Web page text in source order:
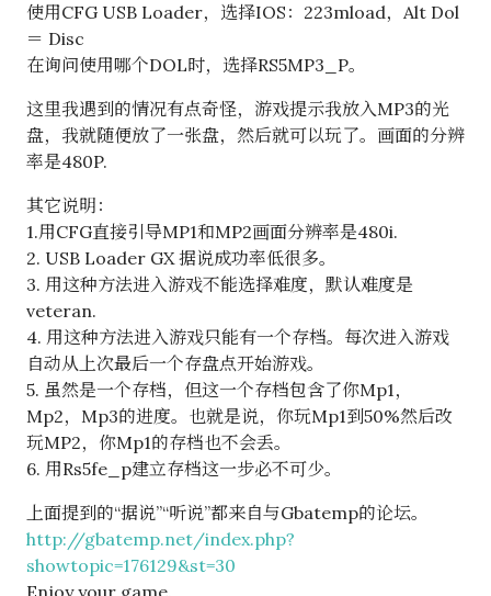
使用CFG USB Loader，选择IOS：223mload，Alt Dol
＝ Disc
在询问使用哪个DOL时，选择RS5MP3_P。
这里我遇到的情况有点奇怪，游戏提示我放入MP3的光
盘，我就随便放了一张盘，然后就可以玩了。画面的分辨
率是480P.
其它说明：
1.用CFG直接引导MP1和MP2画面分辨率是480i.
2. USB Loader GX 据说成功率低很多。
3. 用这种方法进入游戏不能选择难度，默认难度是
veteran.
4. 用这种方法进入游戏只能有一个存档。每次进入游戏
自动从上次最后一个存盘点开始游戏。
5. 虽然是一个存档，但这一个存档包含了你Mp1，
Mp2，Mp3的进度。也就是说，你玩Mp1到50%然后改
玩MP2，你Mp1的存档也不会丢。
6. 用Rs5fe_p建立存档这一步必不可少。
上面提到的“据说”“听说”都来自与Gbatemp的论坛。
http://gbatemp.net/index.php?
showtopic=176129&st=30
Enjoy your game.